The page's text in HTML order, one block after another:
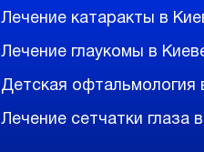
Лечение катаракты в
Лечение глаукомы в
Детская офтальмология
Лечение сетчатки глаза